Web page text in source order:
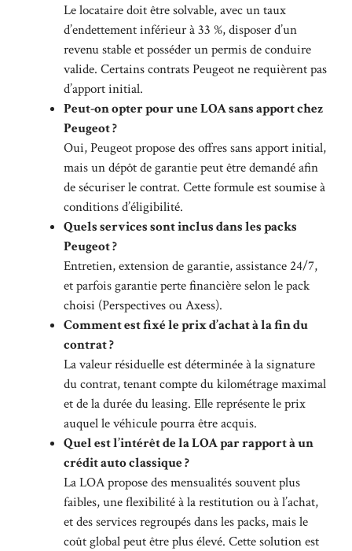
Le locataire doit être solvable, avec un taux
d’endettement inférieur à 33 %, disposer d’un
revenu stable et posséder un permis de conduire
valide. Certains contrats Peugeot ne requièrent pas
d’apport initial.
Peut-on opter pour une LOA sans apport chez
Peugeot ?
Oui, Peugeot propose des offres sans apport initial,
mais un dépôt de garantie peut être demandé afin
de sécuriser le contrat. Cette formule est soumise à
conditions d’éligibilité.
Quels services sont inclus dans les packs
Peugeot ?
Entretien, extension de garantie, assistance 24/7,
et parfois garantie perte financière selon le pack
choisi (Perspectives ou Axess).
Comment est fixé le prix d’achat à la fin du
contrat ?
La valeur résiduelle est déterminée à la signature
du contrat, tenant compte du kilométrage maximal
et de la durée du leasing. Elle représente le prix
auquel le véhicule pourra être acquis.
Quel est l’intérêt de la LOA par rapport à un
crédit auto classique ?
La LOA propose des mensualités souvent plus
faibles, une flexibilité à la restitution ou à l’achat,
et des services regroupés dans les packs, mais le
coût global peut être plus élevé. Cette solution est